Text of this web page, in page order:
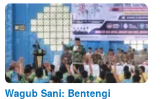
Wagub Sani: Bentengi